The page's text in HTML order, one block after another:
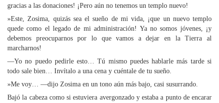
gracias a las donaciones! ¡Pero aún no tenemos un templo nuevo!
»Este, Zosima, quizás sea el sueño de mi vida, ¡que un nuevo templo
quede como el legado de mi administración! Ya no somos jóvenes, ¡y
debemos preocuparnos por lo que vamos a dejar en la Tierra al
marcharnos!
—Yo no puedo pedirle esto… Tú mismo puedes hablarle más tarde si
todo sale bien… Invítalo a una cena y cuéntale de tu sueño.
»Me voy… —dijo Zosima en un tono aún más bajo, casi susurrando.
Bajó la cabeza como si estuviera avergonzado y estaba a punto de encarar